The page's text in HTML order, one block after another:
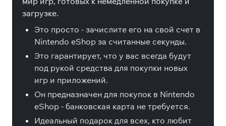
загрузке.
Это просто - зачислите его на свой счет в
Nintendo eShop за считанные секунды.
Это гарантирует, что у вас всегда будут
под рукой средства для покупки новых
игр и приложений.
Он предназначен для покупок в Nintendo
eShop - банковская карта не требуется.
Идеальный подарок для всех, кто любит